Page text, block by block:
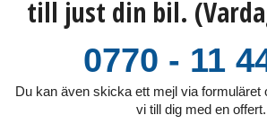
till just din bil.
0770 - 11
Du kan även skicka ett mejl via formuläret
vi till dig med en offert.